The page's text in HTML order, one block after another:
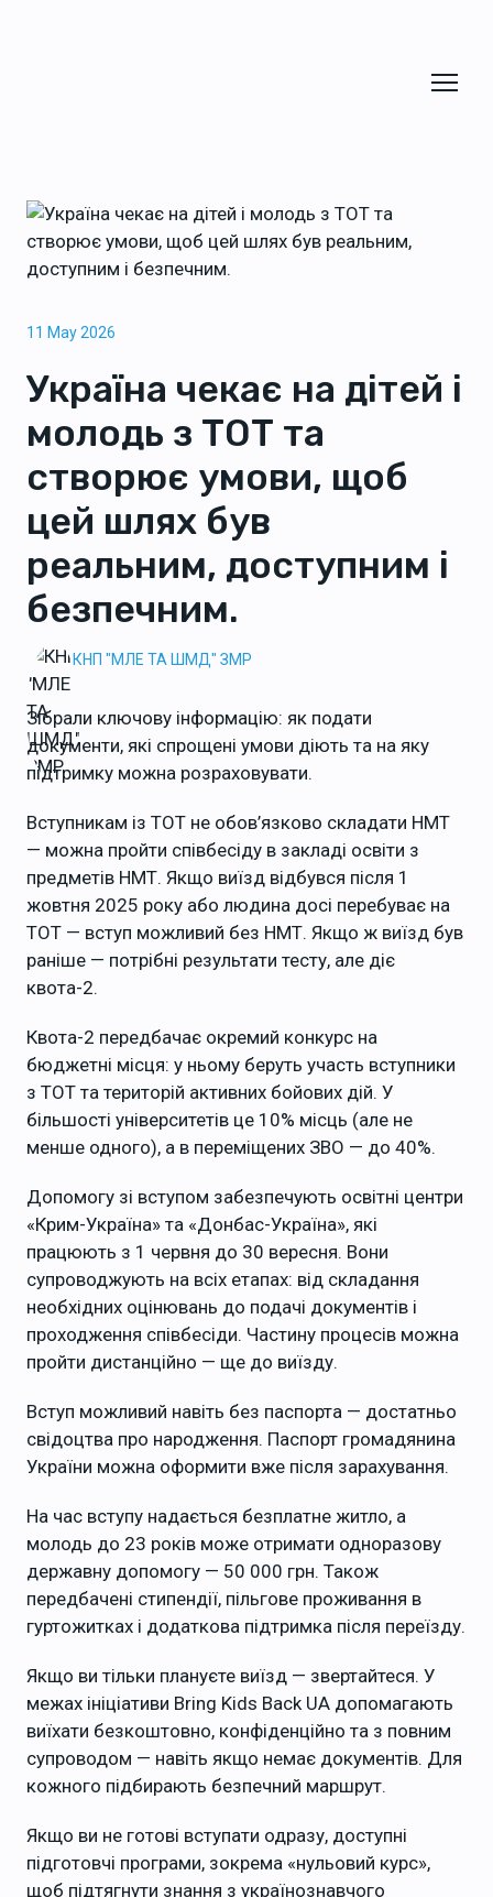
11 May 2026
Україна чекає на дітей і
молодь з ТОТ та
створює умови, щоб
цей шлях був
реальним, доступним і
безпечним.
КНП "МЛЕ ТА ШМД" ЗМР
Зібрали ключову інформацію: як подати
документи, які спрощені умови діють та на яку
підтримку можна розраховувати.
Вступникам із ТОТ не обов’язково складати НМТ
— можна пройти співбесіду в закладі освіти з
предметів НМТ. Якщо виїзд відбувся після 1
жовтня 2025 року або людина досі перебуває на
ТОТ — вступ можливий без НМТ. Якщо ж виїзд був
раніше — потрібні результати тесту, але діє
квота-2.
Квота-2 передбачає окремий конкурс на
бюджетні місця: у ньому беруть участь вступники
з ТОТ та територій активних бойових дій. У
більшості університетів це 10% місць (але не
менше одного), а в переміщених ЗВО — до 40%.
Допомогу зі вступом забезпечують освітні центри
«Крим-Україна» та «Донбас-Україна», які
працюють з 1 червня до 30 вересня. Вони
супроводжують на всіх етапах: від складання
необхідних оцінювань до подачі документів і
проходження співбесіди. Частину процесів можна
пройти дистанційно — ще до виїзду.
Вступ можливий навіть без паспорта — достатньо
свідоцтва про народження. Паспорт громадянина
України можна оформити вже після зарахування.
На час вступу надається безплатне житло, а
молодь до 23 років може отримати одноразову
державну допомогу — 50 000 грн. Також
передбачені стипендії, пільгове проживання в
гуртожитках і додаткова підтримка після переїзду.
Якщо ви тільки плануєте виїзд — звертайтеся. У
межах ініціативи Bring Kids Back UA допомагають
виїхати безкоштовно, конфіденційно та з повним
супроводом — навіть якщо немає документів. Для
кожного підбирають безпечний маршрут.
Якщо ви не готові вступати одразу, доступні
підготовчі програми, зокрема «нульовий курс»,
щоб підтягнути знання з українознавчого